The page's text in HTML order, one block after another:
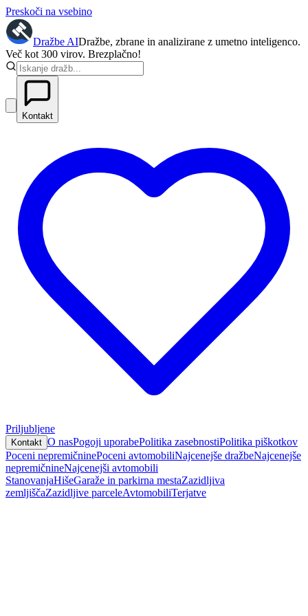
Preskoči na vsebino
Dražbe AIDražbe, zbrane in analizirane z umetno inteligenco.
Več kot 300 virov. Brezplačno!
Kontakt
Priljubljene
Kontakt O nasPogoji uporabePolitika zasebnostiPolitika piškotkov
Poceni nepremičninePoceni avtomobiliNajcenejše dražbeNajcenejše
nepremičnineNajcenejši avtomobili
StanovanjaHišeGaraže in parkirna mestaZazidljiva
zemljiščaZazidljive parceleAvtomobiliTerjatve